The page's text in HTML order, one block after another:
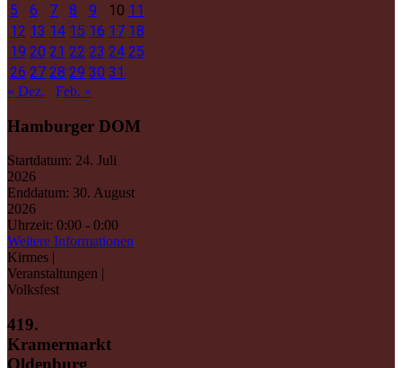
5
6 7 8 9 10 11
12 13 14 15 16 17 18
19 20 21 22 23 24 25
26 27 28 29 30 31
« Dez. Feb. »
Hamburger DOM
Startdatum: 24. Juli
2026
Enddatum: 30. August
2026
Uhrzeit: 0:00 - 0:00
Weitere Informationen
Kirmes |
Veranstaltungen |
Volksfest
419.
Kramermarkt
Oldenburg